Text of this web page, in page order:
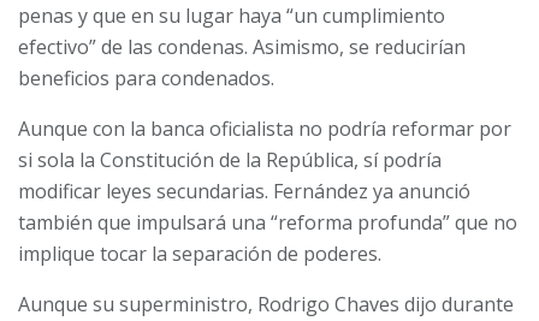
penas y que en su lugar haya “un cumplimiento
efectivo” de las condenas. Asimismo, se reducirían
beneficios para condenados.
Aunque con la banca oficialista no podría reformar por
si sola la Constitución de la República, sí podría
modificar leyes secundarias. Fernández ya anunció
también que impulsará una “reforma profunda” que no
implique tocar la separación de poderes.
Aunque su superministro, Rodrigo Chaves dijo durante